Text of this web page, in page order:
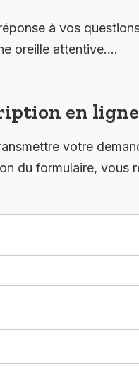
à vos
oreille attentive….
en
votre
du formulaire, vous